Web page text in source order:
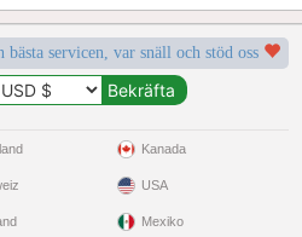
servicen, var snäll och stöd oss
Kanada
USA
Mexiko